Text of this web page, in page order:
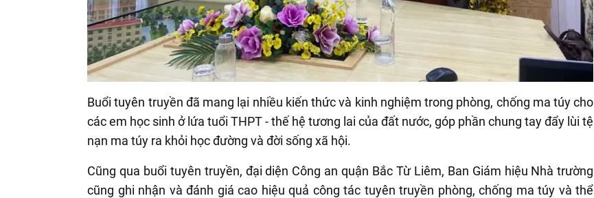
Buổi tuyên truyền đã mang lại nhiều kiến thức và kinh nghiệm trong phòng, chống ma túy cho
các em học sinh ở lứa tuổi THPT - thế hệ tương lai của đất nước, góp phần chung tay đẩy lùi tệ
nạn ma túy ra khỏi học đường và đời sống xã hội.
Cũng qua buổi tuyên truyền, đại diện Công an quận Bắc Từ Liêm, Ban Giám hiệu Nhà trường
cũng ghi nhận và đánh giá cao hiệu quả công tác tuyên truyền phòng, chống ma túy và thể